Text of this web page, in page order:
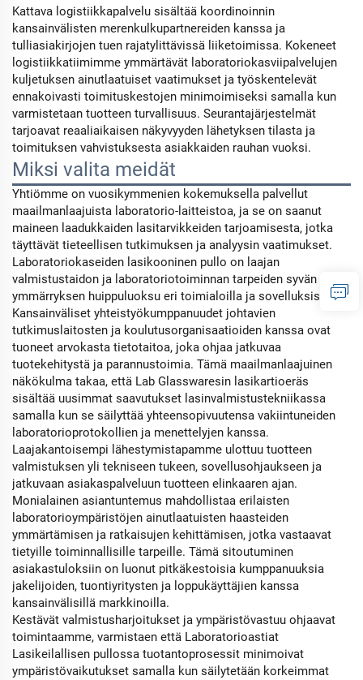
Kattava logistiikkapalvelu sisältää koordinoinnin
kansainvälisten merenkulkupartnereiden kanssa ja
tulliasiakirjojen tuen rajatylittävissä liiketoimissa. Kokeneet
logistiikkatiimimme ymmärtävät laboratoriokasviipalvelujen
kuljetuksen ainutlaatuiset vaatimukset ja työskentelevät
ennakoivasti toimituskestojen minimoimiseksi samalla kun
varmistetaan tuotteen turvallisuus. Seurantajärjestelmät
tarjoavat reaaliaikaisen näkyvyyden lähetyksen tilasta ja
toimituksen vahvistuksesta asiakkaiden rauhan vuoksi.
Miksi valita meidät
Yhtiömme on vuosikymmenien kokemuksella palvellut
maailmanlaajuista laboratorio-laitteistoa, ja se on saanut
maineen laadukkaiden lasitarvikkeiden tarjoamisesta, jotka
täyttävät tieteellisen tutkimuksen ja analyysin vaatimukset.
Laboratoriokaseiden lasikooninen pullo on laajan
valmistustaidon ja laboratoriotoiminnan tarpeiden syvän
ymmärryksen huippuluoksu eri toimialoilla ja sovelluksissa.
Kansainväliset yhteistyökumppanuudet johtavien
tutkimuslaitosten ja koulutusorganisaatioiden kanssa ovat
tuoneet arvokasta tietotaitoa, joka ohjaa jatkuvaa
tuotekehitystä ja parannustoimia. Tämä maailmanlaajuinen
näkökulma takaa, että Lab Glasswaresin lasikartioeräs
sisältää uusimmat saavutukset lasinvalmistustekniikassa
samalla kun se säilyttää yhteensopivuutensa vakiintuneiden
laboratorioprotokollien ja menettelyjen kanssa.
Laajakantoisempi lähestymistapamme ulottuu tuotteen
valmistuksen yli tekniseen tukeen, sovellusohjaukseen ja
jatkuvaan asiakaspalveluun tuotteen elinkaaren ajan.
Monialainen asiantuntemus mahdollistaa erilaisten
laboratorioympäristöjen ainutlaatuisten haasteiden
ymmärtämisen ja ratkaisujen kehittämisen, jotka vastaavat
tietyille toiminnallisille tarpeille. Tämä sitoutuminen
asiakastuloksiin on luonut pitkäkestoisia kumppanuuksia
jakelijoiden, tuontiyritysten ja loppukäyttäjien kanssa
kansainvälisillä markkinoilla.
Kestävät valmistusharjoitukset ja ympäristövastuu ohjaavat
toimintaamme, varmistaen että Laboratorioastiat
Lasikeilallisen pullossa tuotantoprosessit minimoivat
ympäristövaikutukset samalla kun säilytetään korkeimmat